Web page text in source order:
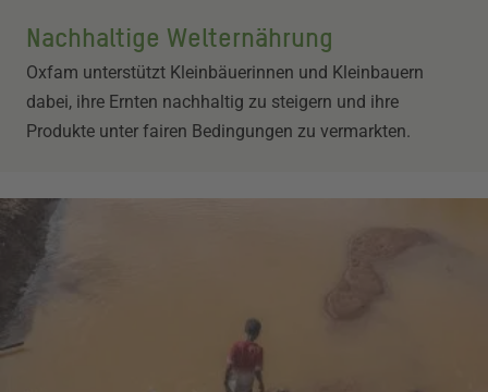
Nachhaltige Welternährung
Oxfam unterstützt Kleinbäuerinnen und Kleinbauern
dabei, ihre Ernten nachhaltig zu steigern und ihre
Produkte unter fairen Bedingungen zu vermarkten.